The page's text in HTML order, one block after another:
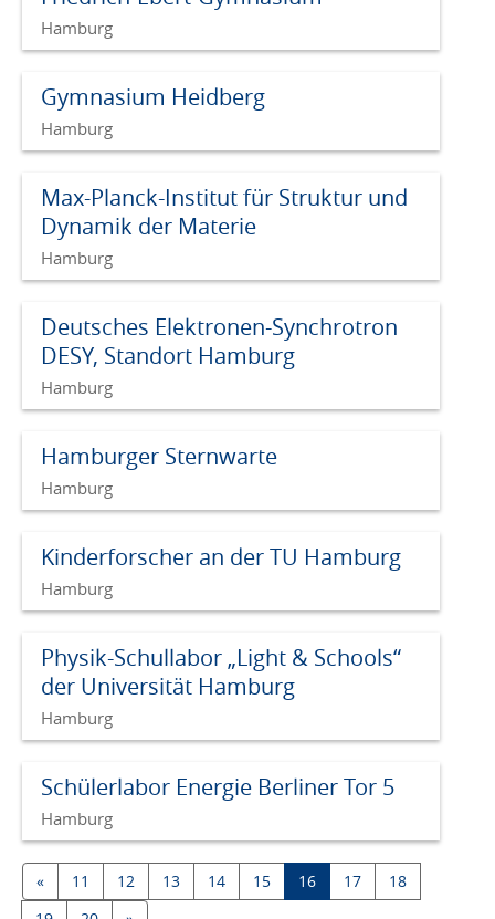
Hamburg
Gymnasium Heidberg
Hamburg
Max-Planck-Institut für Struktur und
Dynamik der Materie
Hamburg
Deutsches Elektronen-Synchrotron
DESY, Standort Hamburg
Hamburg
Hamburger Sternwarte
Hamburg
Kinderforscher an der TU Hamburg
Hamburg
Physik-Schullabor „Light & Schools“
der Universität Hamburg
Hamburg
Schülerlabor Energie Berliner Tor 5
Hamburg
« 11 12 13 14 15 16 17
18